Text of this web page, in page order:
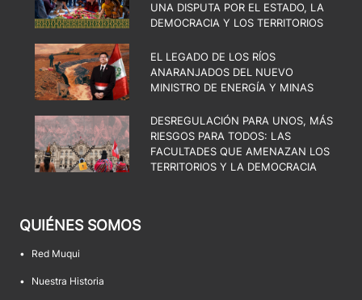
UNA DISPUTA POR EL ESTADO, LA
DEMOCRACIA Y LOS TERRITORIOS
EL LEGADO DE LOS RÍOS
ANARANJADOS DEL NUEVO
MINISTRO DE ENERGÍA Y MINAS
DESREGULACIÓN PARA UNOS, MÁS
RIESGOS PARA TODOS: LAS
FACULTADES QUE AMENAZAN LOS
TERRITORIOS Y LA DEMOCRACIA
QUIÉNES SOMOS
• Red Muqui
• Nuestra Historia